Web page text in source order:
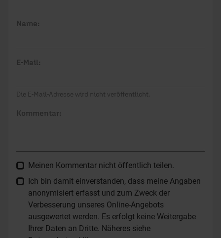
Name:
E-Mail:
Die E-Mail-Adresse wird nicht veröffentlicht.
Kommentar:
Meinen Kommentar nicht öffentlich teilen.
Ich bin damit einverstanden, dass meine Angaben
anonymisiert erfasst und zum Zweck der
Verbesserung unseres Online-Angebots
ausgewertet werden. Es erfolgt keine Weitergabe
Ihrer Daten an Dritte. Näheres siehe